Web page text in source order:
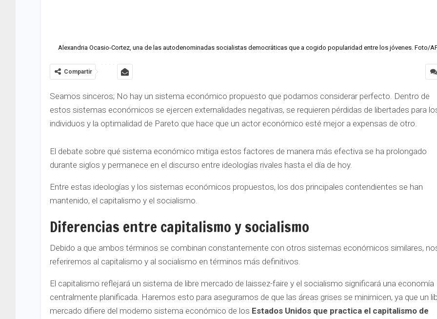
Alexandria Ocasio-Cortez, una de las autodenominadas socialistas democráticas que a cogido popularidad entre los jóvenes. Foto/
Compartir
Seamos sinceros; No hay un sistema económico propuesto que podamos considerar perfecto. Dentro de
estos sistemas económicos se ejercen externalidades negativas, se requieren pérdidas de libertades para
individuos y la optimalidad de Pareto que hace que un actor económico esté mejor a expensas de otro.
El debate sobre qué sistema económico mitiga estos factores de manera más efectiva se ha prolongado
durante siglos y permanece en el discurso entre ideologías rivales hasta el día de hoy.
Entre estas ideologías y los sistemas económicos propuestos, los dos principales contendientes se han
mantenido, el capitalismo y el socialismo.
Diferencias entre capitalismo y socialismo
Debido a que ambos términos se combinan constantemente con otros sistemas económicos similares,
referiremos al capitalismo y al socialismo en términos más definitivos.
El capitalismo reflejará un sistema de libre mercado de laissez-faire y el socialismo significará una economía
centralmente planificada. Haremos esto para asegurarnos de que las áreas grises se minimicen, ya que un
mercado difiere del moderno sistema económico de los Estados Unidos que practica el capitalismo de